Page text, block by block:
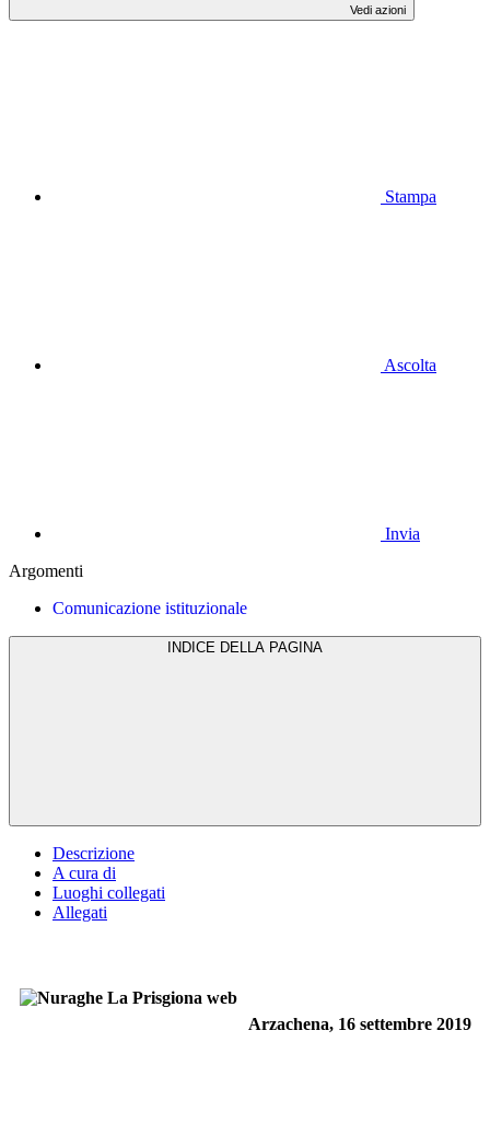
Vedi azioni
Stampa
Ascolta
Invia
Argomenti
Comunicazione istituzionale
Descrizione
A cura di
Luoghi collegati
Allegati
Arzachena, 16 settembre 2019